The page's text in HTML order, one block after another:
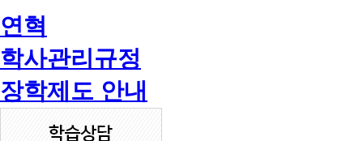
연혁
학사관리규정
장학제도 안내